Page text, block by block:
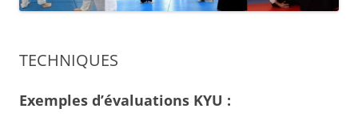
TECHNIQUES
Exemples d’évaluations KYU :